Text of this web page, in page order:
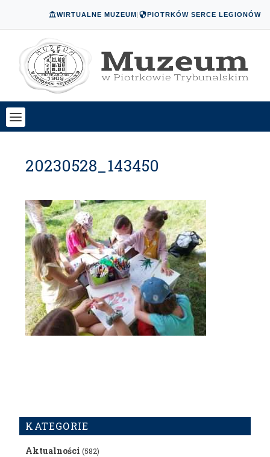
WIRTUALNE MUZEUM| PIOTRKÓW SERCE LEGIONÓW
20230528_143450
KATEGORIE
Aktualności (582)